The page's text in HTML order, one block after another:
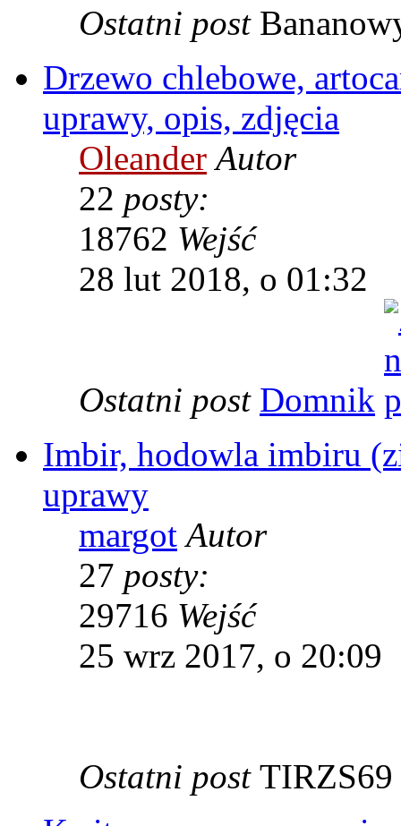
Ostatni post
Drzewo chlebowe,
uprawy, opis, zdjęcia
Oleander Autor
22 posty:
18762 Wejść
28 lut 2018, o 01:32
Ostatni post Domnik
Imbir, hodowla imbiru
uprawy
margot Autor
27 posty:
29716 Wejść
25 wrz 2017, o 20:09
Ostatni post TIRZS69